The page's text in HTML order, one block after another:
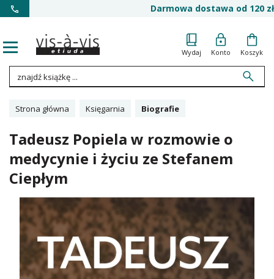
Darmowa dostawa od 120 zł
Wydaj Konto Koszyk
Strona główna Księgarnia Biografie
Tadeusz Popiela w rozmowie o
medycynie i życiu ze Stefanem
Ciepłym